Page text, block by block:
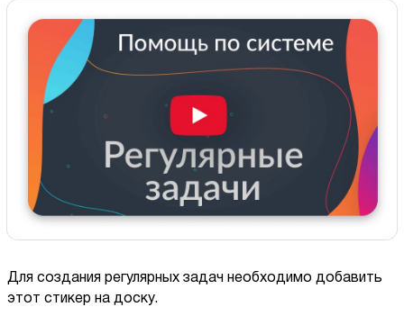
Для создания регулярных задач необходимо добавить
этот стикер на доску.